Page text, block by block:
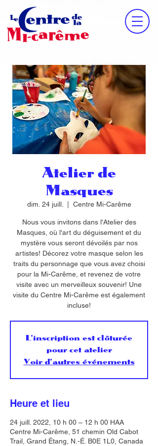
Atelier de
Masques
dim. 24 juill. Centre Mi-Carême
Nous vous invitons dans l'Atelier des
Masques, où l'art du déguisement et du
mystère vous seront dévoilés par nos
artistes! Décorez votre masque selon les
traits du personnage que vous avez choisi
pour la Mi-Carême, et revenez de votre
visite avec un merveilleux souvenir! Une
visite du Centre Mi-Carême est également
incluse!
L'inscription est clôturée
pour cet atelier
Voir d'autres événements
Heure et lieu
24 juill. 2022, 10 h 00 – 12 h 00 HAA
Centre Mi-Carême, 51 chemin Old Cabot
Trail, Grand Étang, N.-É. B0E 1L0, Canada